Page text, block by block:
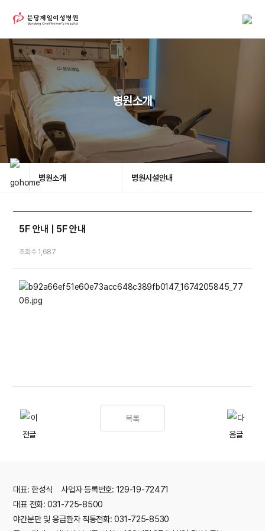
병원소개
병원소개 병원시설안내
5F 안내 | 5F 안내
조회수 1,687
목록
대표: 한성식 사업자 등록번호: 129-19-72471
대표 전화: 031-725-8500
야간분만 및 응급환자 직통전화: 031-725-8530